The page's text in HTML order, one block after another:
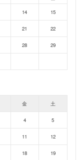
14 15
21 22
28 29
金 土
4 5
11 12
18 19